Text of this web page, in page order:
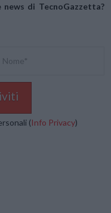
di TecnoGazzetta?
(Info Privacy)